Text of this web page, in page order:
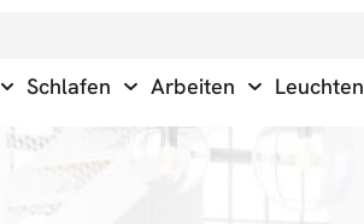
Schlafen Arbeiten Leuchten